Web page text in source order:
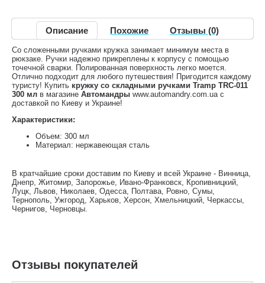
Описание Похожие Отзывы (0)
Со сложенными ручками кружка занимает минимум места в
рюкзаке. Ручки надежно прикреплены к корпусу с помощью
точечной сварки. Полированная поверхность легко моется.
Отлично подходит для любого путешествия! Пригодится каждому
туристу! Купить кружку со складными ручками Tramp TRC-011
300 мл в магазине Автомандры www.automandry.com.ua с
доставкой по Киеву и Украине!
Характеристики:
Объем: 300 мл
Материал: нержавеющая сталь
В кратчайшие сроки доставим по Киеву и всей Украине - Винница,
Днепр, Житомир, Запорожье, Ивано-Франковск, Кропивницкий,
Луцк, Львов, Николаев, Одесса, Полтава, Ровно, Сумы,
Тернополь, Ужгород, Харьков, Херсон, Хмельницкий, Черкассы,
Чернигов, Черновцы.
Отзывы покупателей